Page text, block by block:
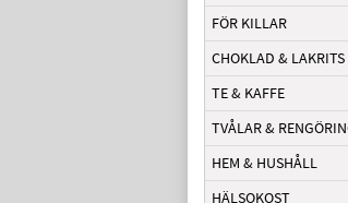
FÖR KILLAR
CHOKLAD & LAKRITS
TE & KAFFE
TVÅLAR &
HEM & HUSHÅLL
HÄLSOKOST